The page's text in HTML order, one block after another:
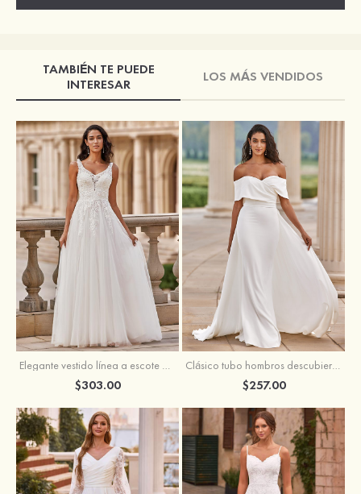
TAMBIÉN TE PUEDE
INTERESAR
LOS MÁS VENDIDOS
Elegante vestido línea a escote en v barrer tren tul vestido de novia
$303.00
Clásico tubo hombros descubiertos desmontable crepé elástico vestido de novia
$257.00